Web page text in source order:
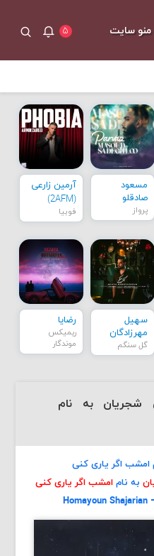
منو سایت ۵
مسعود
صادقلو
پرواز
آرمین زارعی
(2AFM)
فوبیا
سهیل
مهرزادگان
گل سنگم
رضایا
ریمیکس
موندگار
شجریان به نام
امشب اگر یاری کنی
به نام امشب اگر یاری کنی
Homayoun Shajarian